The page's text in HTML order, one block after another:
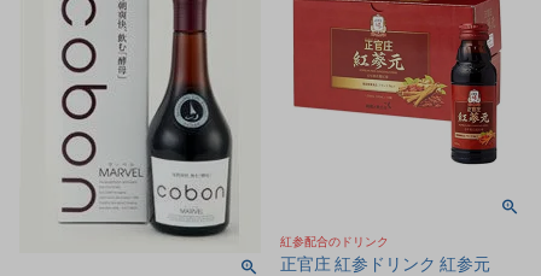
紅参配合のドリンク
正官庄 紅参ドリンク 紅参元